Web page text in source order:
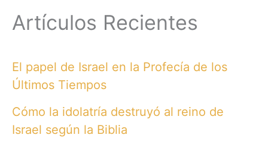
Artículos Recientes
El papel de Israel en la Profecía de los
Últimos Tiempos
Cómo la idolatría destruyó al reino de
Israel según la Biblia